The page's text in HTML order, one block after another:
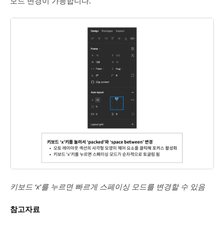
키보드 ‘x’를 누르면 빠르게 스페이싱 모드를 변경할 수 있음
참고자료